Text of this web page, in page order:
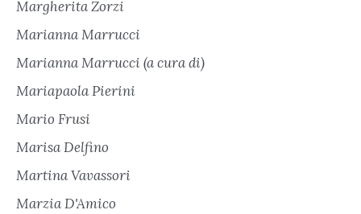
Margherita Zorzi
Marianna Marrucci
Marianna Marrucci (a cura di)
Mariapaola Pierini
Mario Frusi
Marisa Delfino
Martina Vavassori
Marzia D'Amico